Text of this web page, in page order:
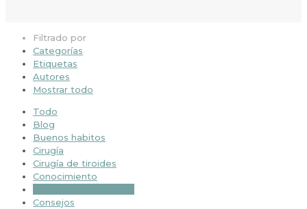
Filtrado por
Categorías
Etiquetas
Autores
Mostrar todo
Todo
Blog
Buenos habitos
Cirugía
Cirugía de tiroides
Conocimiento
Consejos